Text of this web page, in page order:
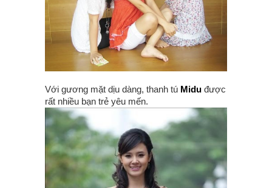
​Với gương mặt dịu dàng, thanh tú Midu được
rất nhiều bạn trẻ yêu mến.